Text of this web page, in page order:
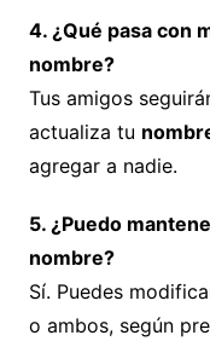
4. ¿Qué pasa con
nombre?
Tus amigos
actualiza tu
agregar a nadie.
5. ¿Puedo
nombre?
Sí. Puedes
o ambos, según